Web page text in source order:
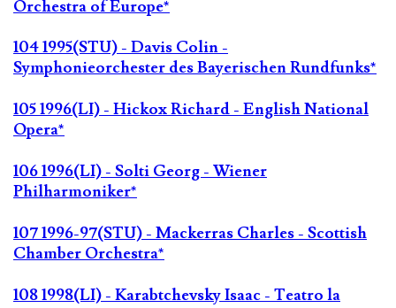
Orchestra of Europe*
104 1995(STU) - Davis Colin -
Symphonieorchester des Bayerischen Rundfunks*
105 1996(LI) - Hickox Richard - English National
Opera*
106 1996(LI) - Solti Georg - Wiener
Philharmoniker*
107 1996-97(STU) - Mackerras Charles - Scottish
Chamber Orchestra*
108 1998(LI) - Karabtchevsky Isaac - Teatro la